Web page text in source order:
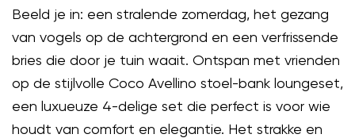
Beeld je in: een stralende zomerdag, het gezang
van vogels op de achtergrond en een verfrissende
bries die door je tuin waait. Ontspan met vrienden
op de stijlvolle Coco Avellino stoel-bank loungeset,
een luxueuze 4-delige set die perfect is voor wie
houdt van comfort en elegantie. Het strakke en